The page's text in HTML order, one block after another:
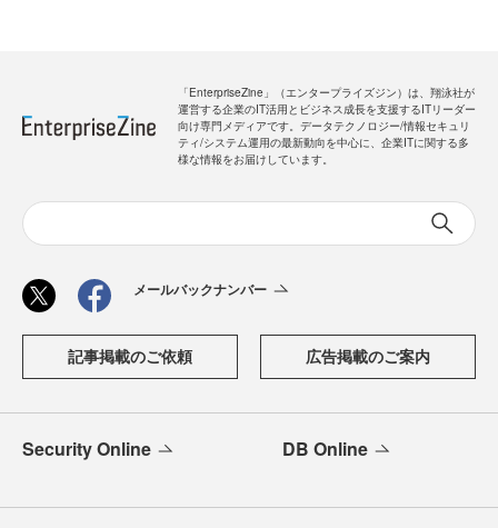
「EnterpriseZine」（エンタープライズジン）は、翔泳社が
運営する企業のIT活用とビジネス成長を支援するITリーダー
向け専門メディアです。データテクノロジー/情報セキュリ
ティ/システム運用の最新動向を中心に、企業ITに関する多
様な情報をお届けしています。
メールバックナンバー
記事掲載のご依頼 広告掲載のご案内
Security Online DB Online